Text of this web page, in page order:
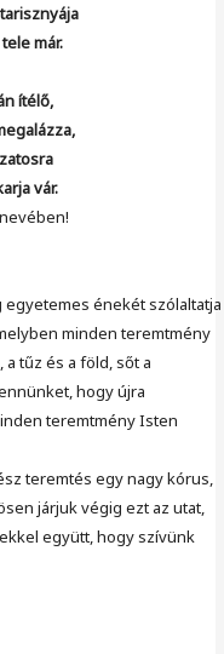
már.
ítélő,
vár.
egyetemes énekét szólaltatja
minden teremtmény
a tűz és a föld, sőt a
hogy újra
teremtmény Isten
teremtés egy nagy kórus,
járjuk végig ezt az utat,
együtt, hogy szívünk